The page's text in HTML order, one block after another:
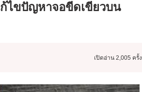
ไขปัญหาจอขีดเขียวบน
เปิดอ่าน 2,005 ครั้ง